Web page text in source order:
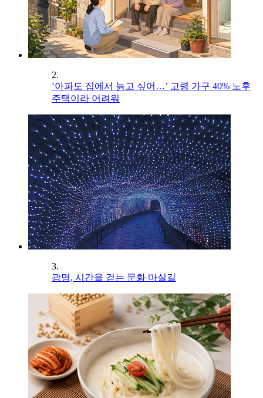
2.
‘아파도 집에서 늙고 싶어…’ 고령 가구 40% 노후
주택이라 어려워
3.
광명, 시간을 걷는 문화 마실길